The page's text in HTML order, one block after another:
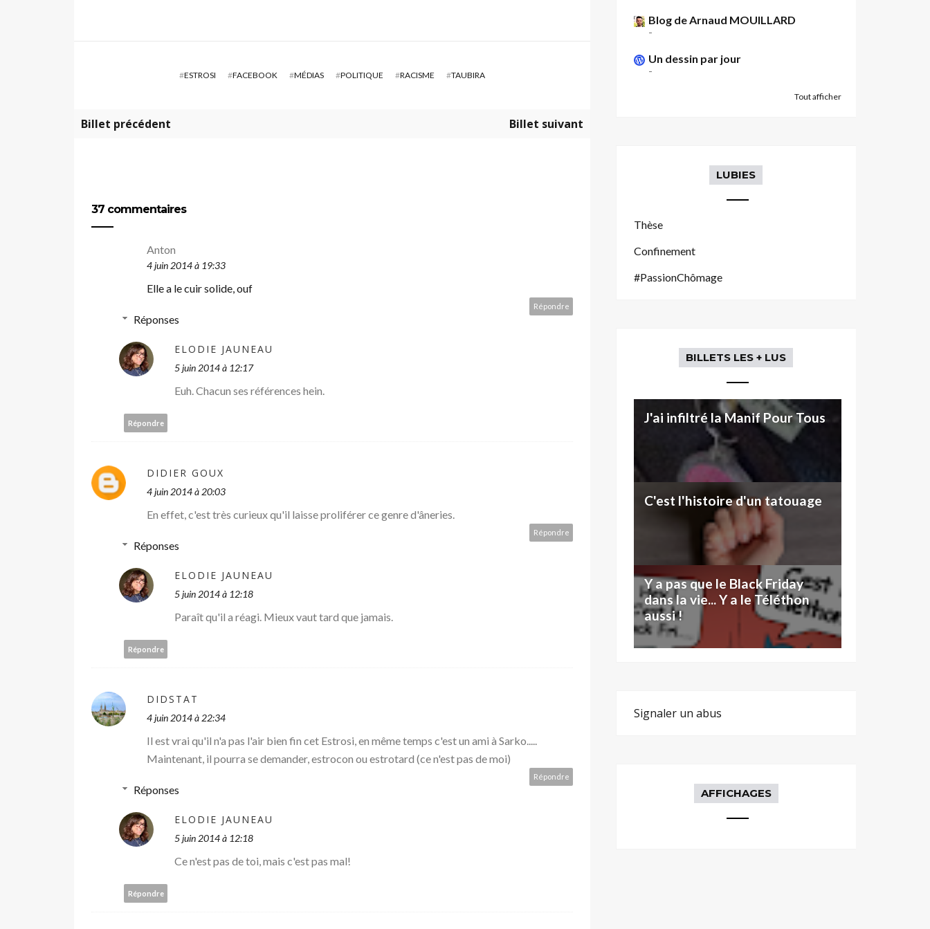
#ESTROSI #FACEBOOK #MÉDIAS #POLITIQUE #RACISME #TAUBIRA
Billet précédent Billet suivant
37 commentaires
Anton
4 juin 2014 à 19:33
Elle a le cuir solide, ouf
Répondre
Réponses
ELODIE JAUNEAU
5 juin 2014 à 12:17
Euh. Chacun ses références hein.
Répondre
DIDIER GOUX
4 juin 2014 à 20:03
En effet, c'est très curieux qu'il laisse proliférer ce genre d'âneries.
Répondre
Réponses
ELODIE JAUNEAU
5 juin 2014 à 12:18
Paraît qu'il a réagi. Mieux vaut tard que jamais.
Répondre
DIDSTAT
4 juin 2014 à 22:34
Il est vrai qu'il n'a pas l'air bien fin cet Estrosi, en même temps c'est un ami à Sarko.....
Maintenant, il pourra se demander, estrocon ou estrotard (ce n'est pas de moi)
Répondre
Réponses
ELODIE JAUNEAU
5 juin 2014 à 12:18
Ce n'est pas de toi, mais c'est pas mal!
Répondre
Blog de Arnaud MOUILLARD
-
Un dessin par jour
-
Tout afficher
LUBIES
Thèse
Confinement
#PassionChômage
BILLETS LES + LUS
J'ai infiltré la Manif Pour Tous
C'est l'histoire d'un tatouage
Y a pas que le Black Friday
dans la vie... Y a le Téléthon
aussi !
Signaler un abus
AFFICHAGES